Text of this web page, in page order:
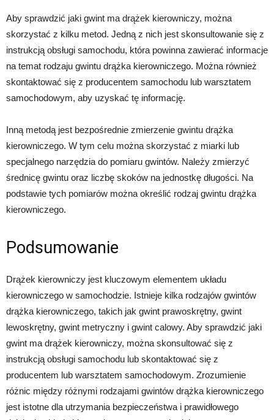
Aby sprawdzić jaki gwint ma drążek kierowniczy, można
skorzystać z kilku metod. Jedną z nich jest skonsultowanie się z
instrukcją obsługi samochodu, która powinna zawierać informacje
na temat rodzaju gwintu drążka kierowniczego. Można również
skontaktować się z producentem samochodu lub warsztatem
samochodowym, aby uzyskać tę informację.
Inną metodą jest bezpośrednie zmierzenie gwintu drążka
kierowniczego. W tym celu można skorzystać z miarki lub
specjalnego narzędzia do pomiaru gwintów. Należy zmierzyć
średnicę gwintu oraz liczbę skoków na jednostkę długości. Na
podstawie tych pomiarów można określić rodzaj gwintu drążka
kierowniczego.
Podsumowanie
Drążek kierowniczy jest kluczowym elementem układu
kierowniczego w samochodzie. Istnieje kilka rodzajów gwintów
drążka kierowniczego, takich jak gwint prawoskrętny, gwint
lewoskrętny, gwint metryczny i gwint calowy. Aby sprawdzić jaki
gwint ma drążek kierowniczy, można skonsultować się z
instrukcją obsługi samochodu lub skontaktować się z
producentem lub warsztatem samochodowym. Zrozumienie
różnic między różnymi rodzajami gwintów drążka kierowniczego
jest istotne dla utrzymania bezpieczeństwa i prawidłowego